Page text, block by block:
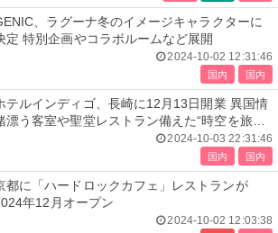
、ラグーナ冬のイメージキャラクターに
定 特別企画やコラボルームなど展開
2024-10-02 12:31:46
国内 国内
テルインディゴ、長崎に12月13日開業 異国情
漂う客室や聖堂レストラン備えた“時空を旅す
2024-10-03 22:31:46
国内 国内
都に「ハードロックカフェ」レストランが
年12月オープン
2024-10-02 12:03:38